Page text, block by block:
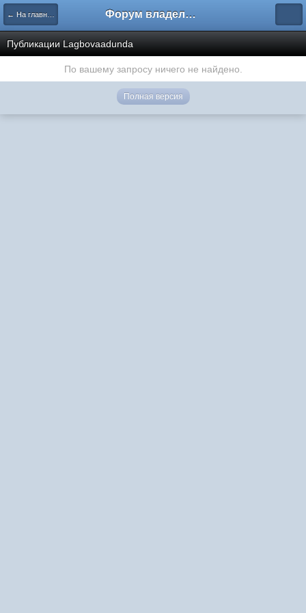
← На главную Форум владельцев интернет-магазинов
Публикации Lagbovaadunda
По вашему запросу ничего не найдено.
Полная версия